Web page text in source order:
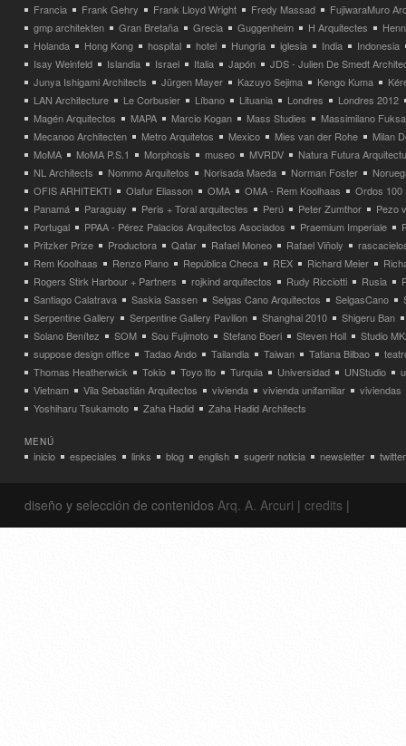
Francia
Frank Gehry Frank Lloyd Wright Fredy Massad
FujiwaraMuro
gmp architekten
Gran Bretaña Grecia Guggenheim H Arquitectes
Holanda
Hong Kong hospital hotel Hungria iglesia India
Indonesia
Isay Weinfeld
Islandia Israel Italia Japón
JDS - Julien De Smedt
Junya Ishigami Architects
Jürgen Mayer Kazuyo Sejima Kengo Kuma
LAN Architecture
Le Corbusier Líbano Lituania Londres
Londres 2012
Magén Arquitectos
MAPA Marcio Kogan Mass Studies
Massimilano
Mecanoo Architecten
Metro Arquitetos Mexico Mies van der Rohe
Milan
MoMA
MoMA P.S.1 Morphosis museo MVRDV
Natura Futura
NL Architects
Nommo Arquitetos Norisada Maeda Norman Foster
OFIS ARHITEKTI
Olafur Eliasson OMA OMA - Rem Koolhaas
Ordos 100
Panamá
Paraguay Peris + Toral arquitectes Perú Peter Zumthor
Pezo
Portugal
PPAA - Pérez Palacios Arquitectos Asociados Praemium Imperiale
Pritzker Prize
Productora Qatar Rafael Moneo Rafael Viñoly
Rem Koolhaas
Renzo Piano República Checa REX Richard Meier
Rogers Stirk Harbour + Partners
rojkind arquitectos Rudy Ricciotti Rusia
Santiago Calatrava
Saskia Sassen Selgas Cano Arquitectos SelgasCano
Serpentine Gallery
Serpentine Gallery Pavilion Shanghai 2010
Shigeru Ban
Solano Benítez
SOM Sou Fujimoto Stefano Boeri Steven Holl
Studio
suppose design office
Tadao Ando Tailandia Taiwan Tatiana Bilbao
Thomas Heatherwick
Tokio Toyo Ito Turquia Universidad UNStudio
Vietnam
Vila Sebastián Arquitectos vivienda vivienda unifamiliar
viviendas
Yoshiharu Tsukamoto
Zaha Hadid Zaha Hadid Architects
MENÚ
inicio especiales links blog english sugerir noticia newsletter twitter
diseño y selección de contenidos Arq. A. Arcuri | credits |